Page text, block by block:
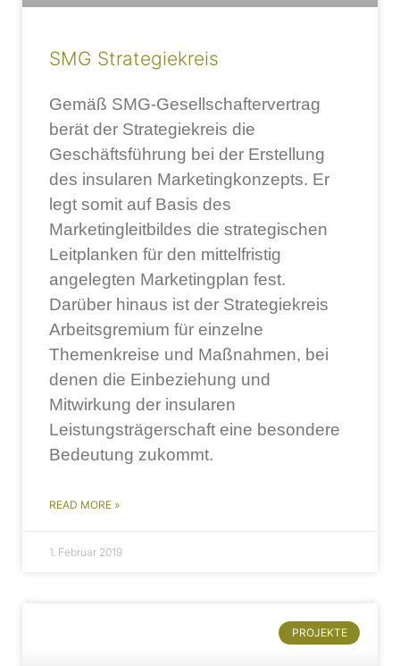
SMG Strategiekreis
Gemäß SMG-Gesellschaftervertrag
berät der Strategiekreis die
Geschäftsführung bei der Erstellung
des insularen Marketingkonzepts. Er
legt somit auf Basis des
Marketingleitbildes die strategischen
Leitplanken für den mittelfristig
angelegten Marketingplan fest.
Darüber hinaus ist der Strategiekreis
Arbeitsgremium für einzelne
Themenkreise und Maßnahmen, bei
denen die Einbeziehung und
Mitwirkung der insularen
Leistungsträgerschaft eine besondere
Bedeutung zukommt.
READ MORE »
1. Februar 2019
PROJEKTE